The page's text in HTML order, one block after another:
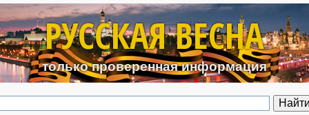
Перейти к основному
РУССКАЯ ВЕСНА
только проверенная информация